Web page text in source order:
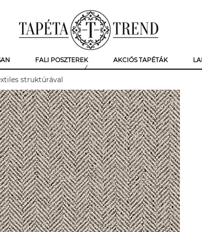
FALI POSZTEREK AKCIÓS TAPÉTÁK
struktúrával